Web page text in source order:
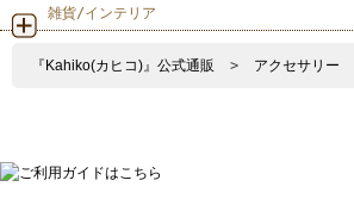
雑貨/インテリア
『Kahiko(カヒコ)』公式通販 > アクセサリー